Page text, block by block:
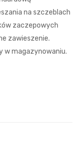
na szczeblach
zaczepowych
zawieszenie.
w magazynowaniu.